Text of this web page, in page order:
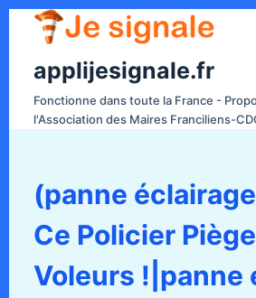
applijesignale.fr
Fonctionne dans toute la France -
l'Association des Maires Franciliens-
(panne
Ce Policier
Voleurs !|panne